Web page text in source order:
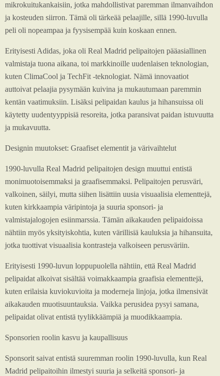
mikrokuitukankaisiin, jotka mahdollistivat paremman ilmanvaihdon
ja kosteuden siirron. Tämä oli tärkeää pelaajille, sillä 1990-luvulla
peli oli nopeampaa ja fyysisempää kuin koskaan ennen.
Erityisesti Adidas, joka oli Real Madrid pelipaitojen pääasiallinen
valmistaja tuona aikana, toi markkinoille uudenlaisen teknologian,
kuten ClimaCool ja TechFit -teknologiat. Nämä innovaatiot
auttoivat pelaajia pysymään kuivina ja mukautumaan paremmin
kentän vaatimuksiin. Lisäksi pelipaidan kaulus ja hihansuissa oli
käytetty uudentyyppisiä resoreita, jotka paransivat paidan istuvuutta
ja mukavuutta.
Designin muutokset: Graafiset elementit ja värivaihtelut
1990-luvulla Real Madrid pelipaitojen design muuttui entistä
monimuotoisemmaksi ja graafisemmaksi. Pelipaitojen perusväri,
valkoinen, säilyi, mutta siihen lisättiin uusia visuaalisia elementtejä,
kuten kirkkaampia väripintoja ja suuria sponsori- ja
valmistajalogojen esiinmarssia. Tämän aikakauden pelipaidoissa
nähtiin myös yksityiskohtia, kuten värillisiä kauluksia ja hihansuita,
jotka tuottivat visuaalisia kontrasteja valkoiseen perusväriin.
Erityisesti 1990-luvun loppupuolella nähtiin, että Real Madrid
pelipaidat alkoivat sisältää voimakkaampia graafisia elementtejä,
kuten erilaisia kuviokuvioita ja moderneja linjoja, jotka ilmensivät
aikakauden muotisuuntauksia. Vaikka perusidea pysyi samana,
pelipaidat olivat entistä tyylikkäämpiä ja muodikkaampia.
Sponsorien roolin kasvu ja kaupallisuus
Sponsorit saivat entistä suuremman roolin 1990-luvulla, kun Real
Madrid pelipaitoihin ilmestyi suuria ja selkeitä sponsori- ja